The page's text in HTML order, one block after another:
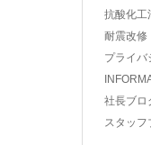
抗酸化工
耐震改修
プライバ
社長ブロ
スタッフ